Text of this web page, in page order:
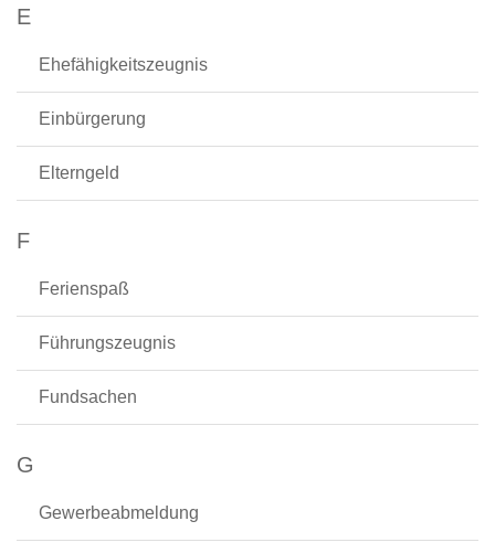
E
Ehefähigkeitszeugnis
Einbürgerung
Elterngeld
F
Ferienspaß
Führungszeugnis
Fundsachen
G
Gewerbeabmeldung